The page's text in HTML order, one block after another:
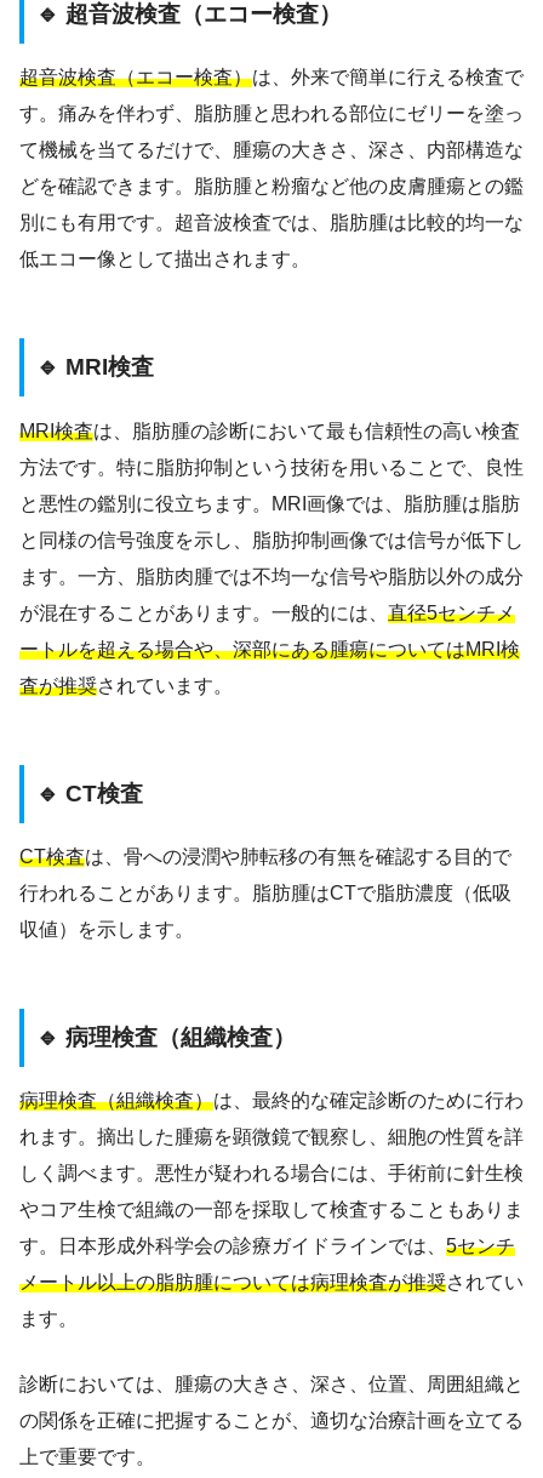
🔹 超音波検査（エコー検査）
超音波検査（エコー検査）は、外来で簡単に行える検査で
す。痛みを伴わず、脂肪腫と思われる部位にゼリーを塗っ
て機械を当てるだけで、腫瘍の大きさ、深さ、内部構造な
どを確認できます。脂肪腫と粉瘤など他の皮膚腫瘍との鑑
別にも有用です。超音波検査では、脂肪腫は比較的均一な
低エコー像として描出されます。
🔹 MRI検査
MRI検査は、脂肪腫の診断において最も信頼性の高い検査
方法です。特に脂肪抑制という技術を用いることで、良性
と悪性の鑑別に役立ちます。MRI画像では、脂肪腫は脂肪
と同様の信号強度を示し、脂肪抑制画像では信号が低下し
ます。一方、脂肪肉腫では不均一な信号や脂肪以外の成分
が混在することがあります。一般的には、 直径5センチメ
ートルを超える場合や、深部にある腫瘍についてはMRI検
査が推奨されています。
🔹 CT検査
CT検査は、骨への浸潤や肺転移の有無を確認する目的で
行われることがあります。脂肪腫はCTで脂肪濃度（低吸
収値）を示します。
🔹 病理検査（組織検査）
病理検査（組織検査）は、最終的な確定診断のために行わ
れます。摘出した腫瘍を顕微鏡で観察し、細胞の性質を詳
しく調べます。悪性が疑われる場合には、手術前に針生検
やコア生検で組織の一部を採取して検査することもありま
す。日本形成外科学会の診療ガイドラインでは、 5センチ
メートル以上の脂肪腫については病理検査が推奨されてい
ます。
診断においては、腫瘍の大きさ、深さ、位置、周囲組織と
の関係を正確に把握することが、適切な治療計画を立てる
上で重要です。